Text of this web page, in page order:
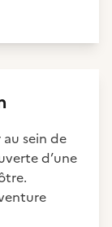
sein de
d’une